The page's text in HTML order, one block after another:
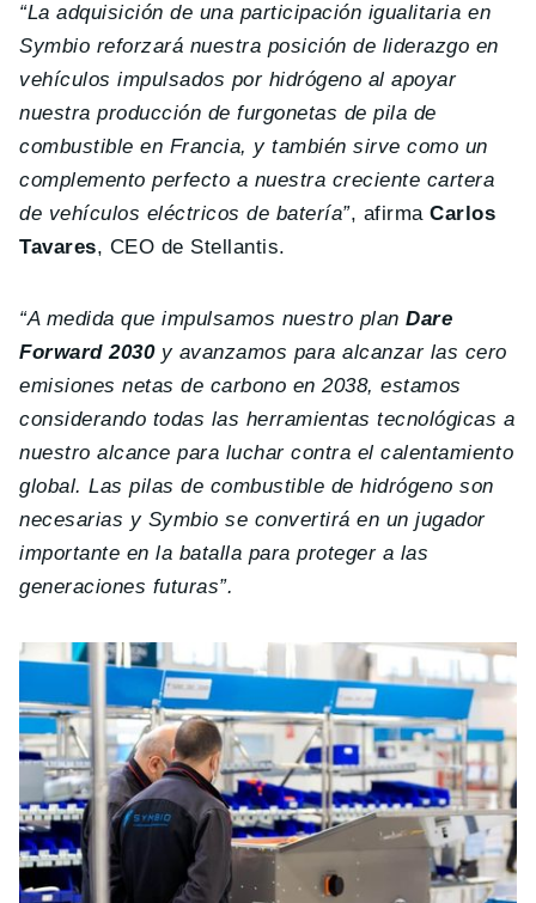
“La adquisición de una participación igualitaria en
Symbio reforzará nuestra posición de liderazgo en
vehículos impulsados por hidrógeno al apoyar
nuestra producción de furgonetas de pila de
combustible en Francia, y también sirve como un
complemento perfecto a nuestra creciente cartera
de vehículos eléctricos de batería”, afirmaCarlos
Tavares, CEO de Stellantis.
“A medida que impulsamos nuestro planDare
Forward 2030y avanzamos para alcanzar las cero
emisiones netas de carbono en 2038, estamos
considerando todas las herramientas tecnológicas a
nuestro alcance para luchar contra el calentamiento
global. Las pilas de combustible de hidrógeno son
necesarias y Symbio se convertirá en un jugador
importante en la batalla para proteger a las
generaciones futuras”.